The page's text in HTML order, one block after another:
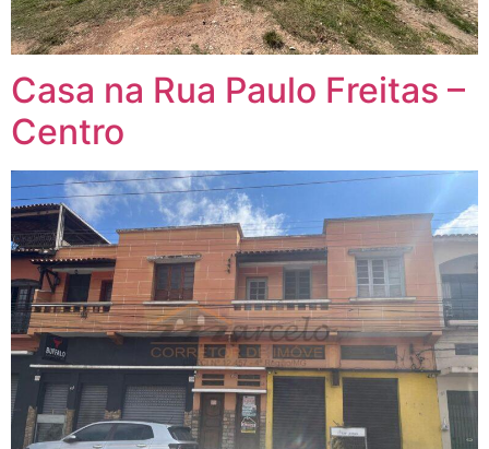
Casa na Rua Paulo Freitas –
Centro